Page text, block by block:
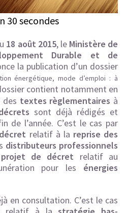
30 secondes
18 août 2015, le Ministère de
Durable et de
la publication d’un dossier
énergétique, mode d’emploi : à
contient notamment en
textes règlementaires à
sont déjà rédigés et
de l’année. C’est le cas par
relatif à la reprise des
distributeurs professionnels
projet de décret relatif au
pour les énergies
en consultation. C’est le cas